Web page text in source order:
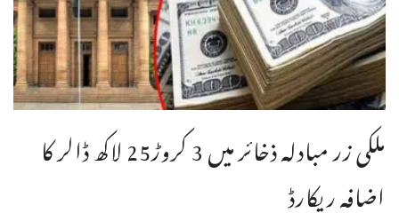
ملکی زر مبادلہ ذخائر میں 3 کروڑ25 لاکھ ڈالر کا
اضافہ ریکارڈ